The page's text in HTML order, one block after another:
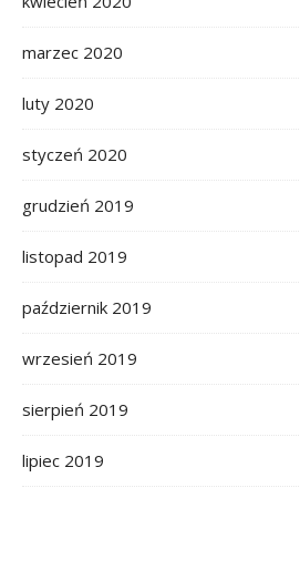
marzec 2020
luty 2020
styczeń 2020
grudzień 2019
listopad 2019
październik 2019
wrzesień 2019
sierpień 2019
lipiec 2019